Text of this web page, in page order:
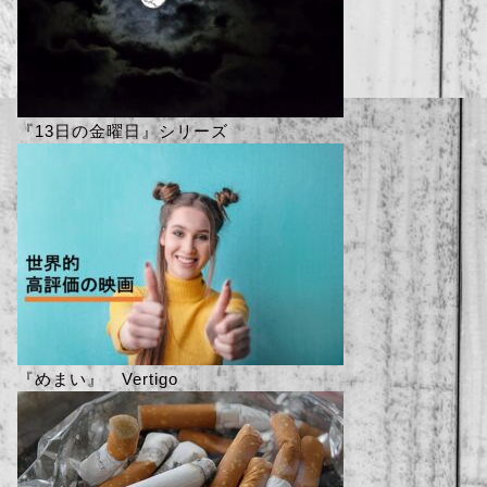
『13日の金曜日』シリーズ
『めまい』 Vertigo